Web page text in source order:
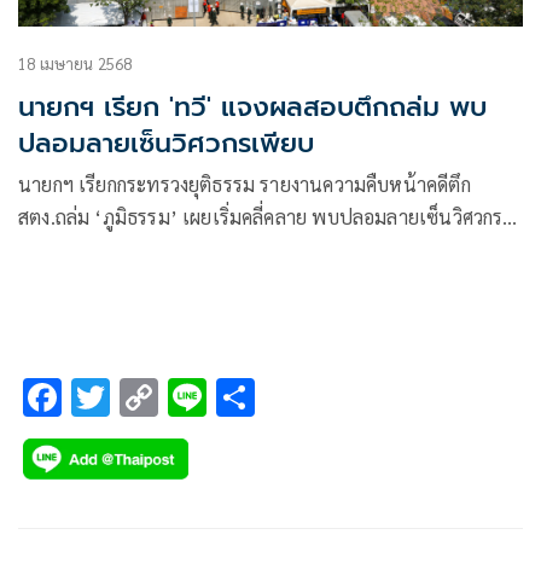
18 เมษายน 2568
นายกฯ เรียก 'ทวี' แจงผลสอบตึกถล่ม พบ
ปลอมลายเซ็นวิศวกรเพียบ
นายกฯ เรียกกระทรวงยุติธรรม รายงานความคืบหน้าคดีตึก
สตง.ถล่ม ‘ภูมิธรรม’ เผยเริ่มคลี่คลาย พบปลอมลายเซ็นวิศวกร
F
ac
e
T
wi
tt
C
o
p
Li